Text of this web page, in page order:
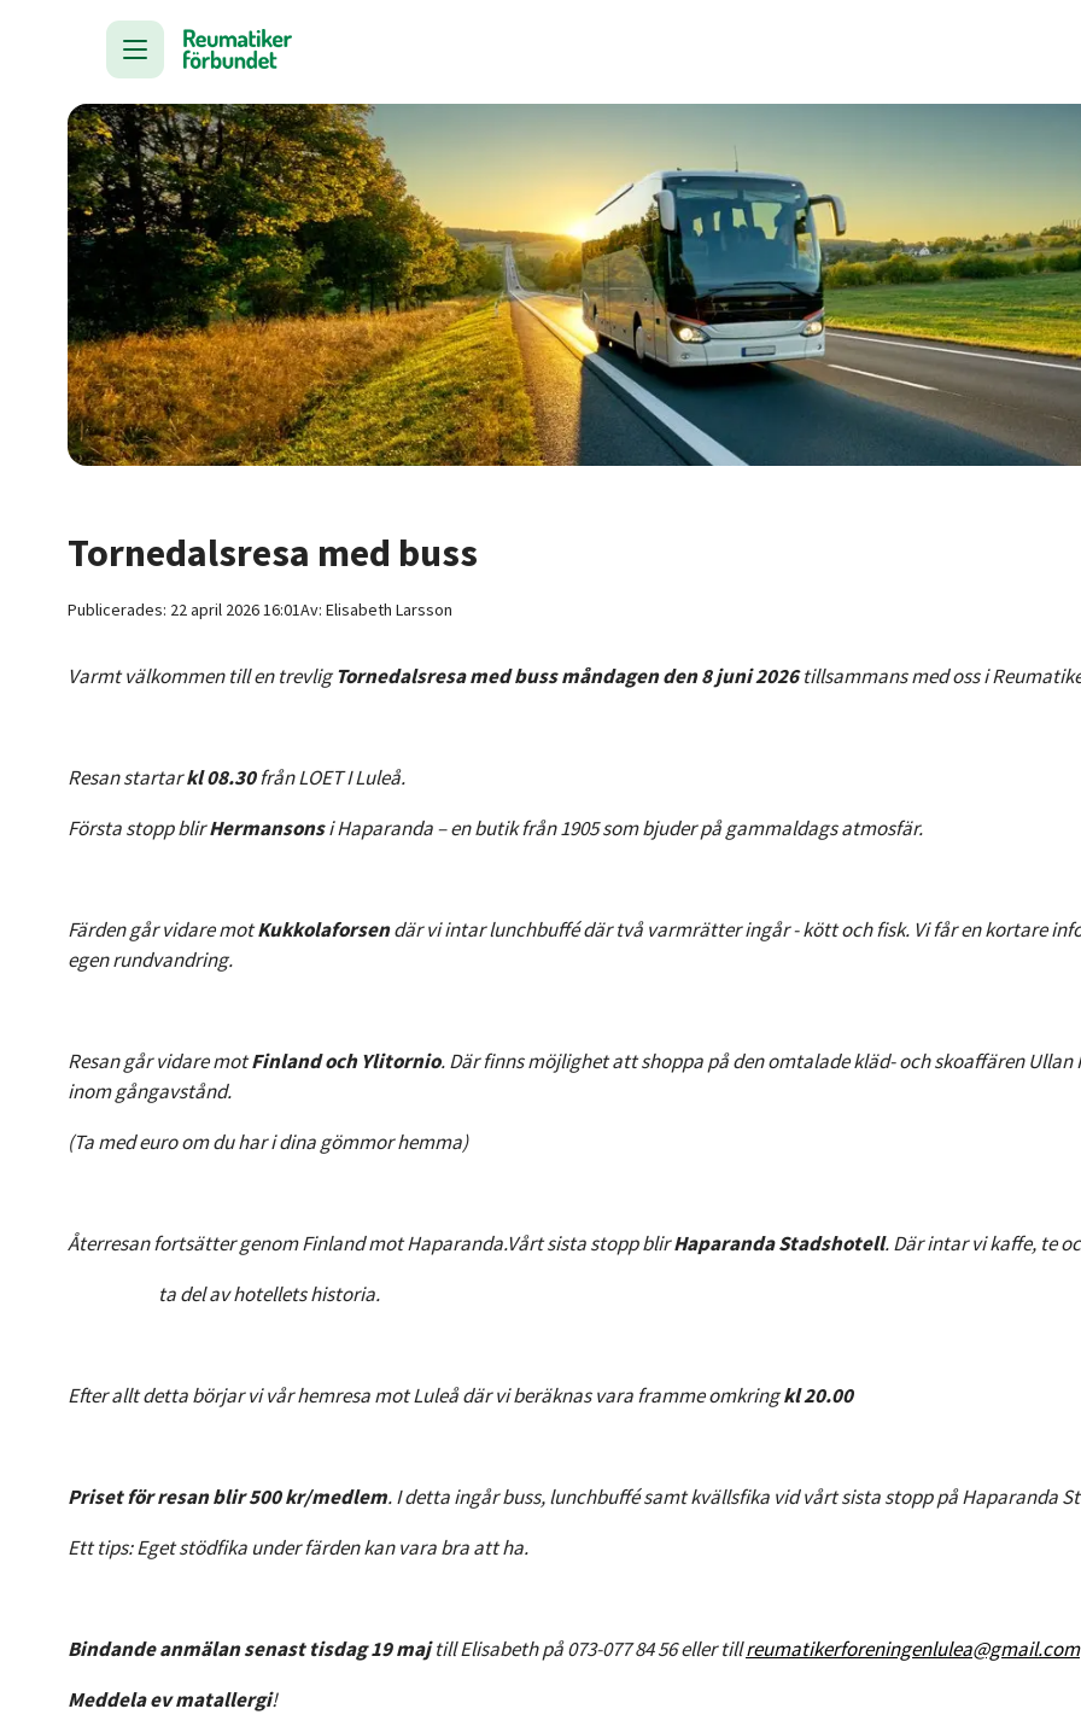
Tornedalsresa med buss
Publicerades: 22 april 2026 16:01Av: Elisabeth Larsson
Varmt välkommen till en trevligTornedalsresa med buss måndagen den8 juni 2026tillsammans med oss i
Resan startarkl 08.30från LOET I Luleå.
Första stopp blirHermansonsi Haparanda – en butik från 1905 som bjuder på gammaldags atmosfär.
Färden går vidare motKukkolaforsendär vi intar lunchbuffé där två varmrätter ingår - kött och fisk. Vi får en kortare
egen rundvandring.
Resan går vidare motFinland och Ylitornio. Där finns möjlighet att shoppa på den omtalade kläd- och skoaffären
inom gångavstånd.
(Ta med euro om du har i dina gömmor hemma)
Återresan fortsätter genom Finland mot Haparanda.Vårt sista stopp blirHaparanda Stadshotell. Där intar vi kaffe, te
ta del av hotellets historia.
Efter allt detta börjar vi vår hemresa mot Luleå där vi beräknas vara framme omkringkl 20.00
Priset för resan blir 500 kr/medlem. I detta ingår buss, lunchbuffé samt kvällsfika vid vårt sista stopp på Haparanda
Ett tips: Eget stödfika under färden kan vara bra att ha.
Bindande anmälan senast tisdag 19 majtill Elisabeth på 073-077 84 56 eller tillreumatikerforeningenlulea@gmail.com
Meddela ev matallergi!